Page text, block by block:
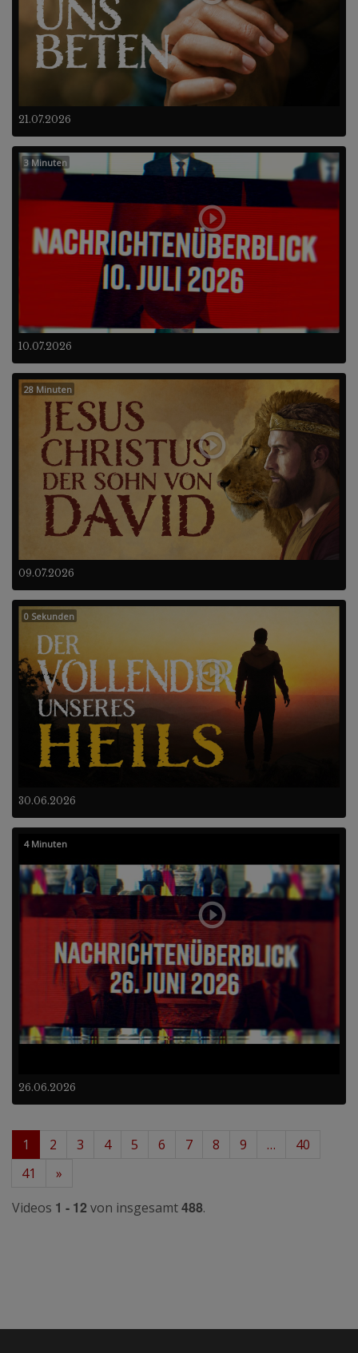
21.07.2026
10.07.2026
3 Minuten
09.07.2026
28 Minuten
30.06.2026
0 Sekunden
26.06.2026
4 Minuten
1 2 3 4 5 6 7 8 9 …
40
41
»
Videos 1 - 12 von insgesamt488.